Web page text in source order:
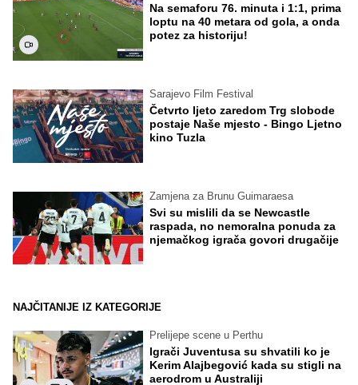
Na semaforu 76. minuta i 1:1, prima
loptu na 40 metara od gola, a onda
potez za historiju!
Sarajevo Film Festival
Četvrto ljeto zaredom Trg slobode
postaje Naše mjesto - Bingo Ljetno
kino Tuzla
Zamjena za Brunu Guimaraesa
Svi su mislili da se Newcastle
raspada, no nemoralna ponuda za
njemačkog igrača govori drugačije
NAJČITANIJE IZ KATEGORIJE
Prelijepe scene u Perthu
Igrači Juventusa su shvatili ko je
Kerim Alajbegović kada su stigli na
aerodrom u Australiji